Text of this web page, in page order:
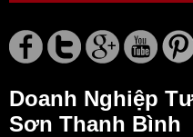
Doanh Nghiệp
Sơn Thanh Bình